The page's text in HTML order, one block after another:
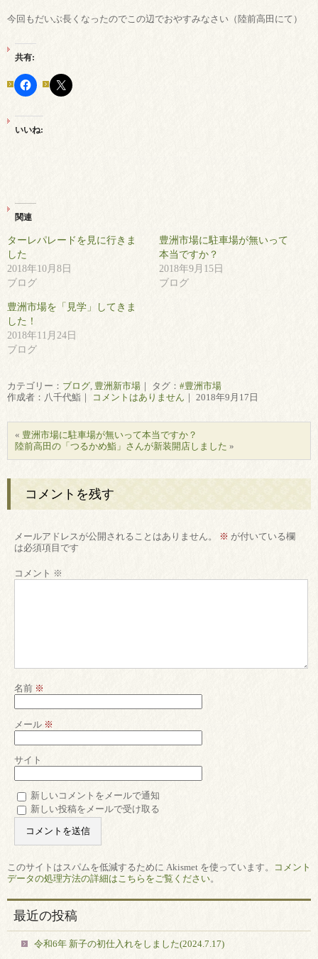
今回もだいぶ長くなったのでこの辺でおやすみなさい（陸前高田にて）
共有:
いいね:
関連
ターレパレードを見に行きま
した
2018年10月8日
ブログ
豊洲市場に駐車場が無いって
本当ですか？
2018年9月15日
ブログ
豊洲市場を「見学」してきま
した！
2018年11月24日
ブログ
カテゴリー： ブログ, 豊洲新市場 ｜ タグ： #豊洲市場
作成者：八千代鮨｜
コメントはありません ｜ 2018年9月17日
« 豊洲市場に駐車場が無いって本当ですか？
陸前高田の「つるかめ鮨」さんが新装開店しました »
コメントを残す
メールアドレスが公開されることはありません。 ※ が付いている欄
は必須項目です
コメント ※
名前 ※
メール ※
サイト
新しいコメントをメールで通知
新しい投稿をメールで受け取る
このサイトはスパムを低減するために Akismet を使っています。
コメント
データの処理方法の詳細はこちらをご覧ください。
最近の投稿
令和6年 新子の初仕入れをしました(2024.7.17)